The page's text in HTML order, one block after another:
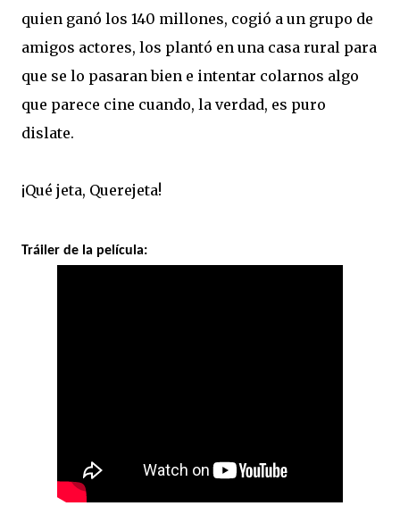
quien ganó los 140 millones, cogió a un grupo de
amigos actores, los plantó en una casa rural para
que se lo pasaran bien e intentar colarnos algo
que parece cine cuando, la verdad, es puro
dislate.
¡Qué jeta, Querejeta!
Tráiler de la película: